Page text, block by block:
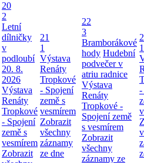
20
2
Letní
dílničky
v
podloubí
20. 8.
2026
Výstava
Renáty
Tropkové
- Spojení
země s
vesmírem
Zobrazit
21
1
Výstava
Renáty
Tropkové
- Spojení
země s
vesmírem
Zobrazit
všechny
záznamy
ze dne
22
3
Bramborákové
hody Hudební
podvečer v
atriu radnice
Výstava
Renáty
Tropkové -
Spojení země
s vesmírem
Zobrazit
všechny
záznamy ze
1
-